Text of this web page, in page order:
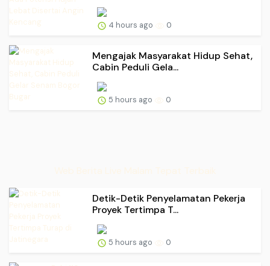
4 hours ago 0
Mengajak Masyarakat Hidup Sehat,
Cabin Peduli Gela...
5 hours ago 0
Detik-Detik Penyelamatan Pekerja
Proyek Tertimpa T...
5 hours ago 0